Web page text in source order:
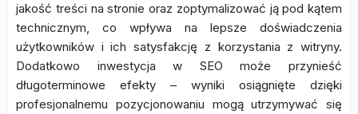
jakość treści na stronie oraz zoptymalizować ją pod kątem
technicznym, co wpływa na lepsze doświadczenia
użytkowników i ich satysfakcję z korzystania z witryny.
Dodatkowo inwestycja w SEO może przynieść
długoterminowe efekty – wyniki osiągnięte dzięki
profesjonalnemu pozycjonowaniu mogą utrzymywać się